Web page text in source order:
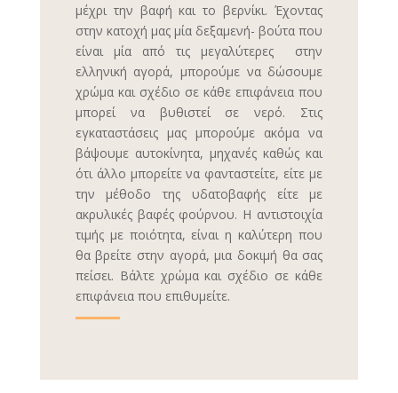
μέχρι την βαφή και το βερνίκι. Έχοντας
στην κατοχή μας μία δεξαμενή- βούτα που
είναι μία από τις μεγαλύτερες στην
ελληνική αγορά, μπορούμε να δώσουμε
χρώμα και σχέδιο σε κάθε επιφάνεια που
μπορεί να βυθιστεί σε νερό. Στις
εγκαταστάσεις μας μπορούμε ακόμα να
βάψουμε αυτοκίνητα, μηχανές καθώς και
ότι άλλο μπορείτε να φανταστείτε, είτε με
την μέθοδο της υδατοβαφής είτε με
ακρυλικές βαφές φούρνου. Η αντιστοιχία
τιμής με ποιότητα, είναι η καλύτερη που
θα βρείτε στην αγορά, μια δοκιμή θα σας
πείσει. Βάλτε χρώμα και σχέδιο σε κάθε
επιφάνεια που επιθυμείτε.